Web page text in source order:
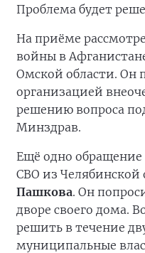
Проблема будет
На приёме
войны в
Омской области. Он
организацией
решению вопроса
Минздрав.
Ещё одно обращение
СВО из Челябинской
Пашкова. Он
дворе своего дома.
решить в течение
муниципальные